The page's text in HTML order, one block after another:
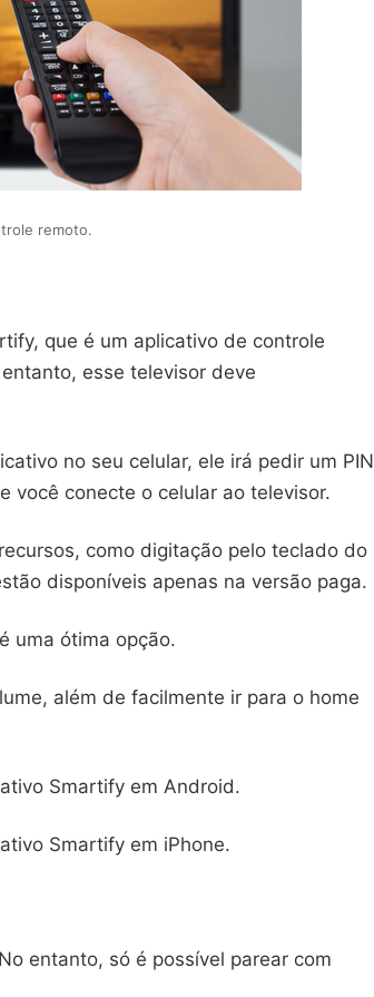
remoto.
que é um aplicativo de controle
esse televisor deve
no seu celular, ele irá pedir um PIN
você conecte o celular ao televisor.
como digitação pelo teclado do
disponíveis apenas na versão paga.
uma ótima opção.
além de facilmente ir para o home
Smartify em Android.
Smartify em iPhone.
entanto, só é possível parear com